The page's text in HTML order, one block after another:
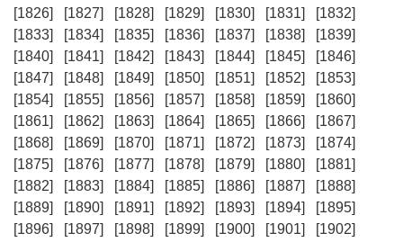
[1826]
[1827] [1828] [1829] [1830] [1831]
[1832]
[1833]
[1834] [1835] [1836] [1837] [1838]
[1839]
[1840]
[1841] [1842] [1843] [1844] [1845]
[1846]
[1847]
[1848] [1849] [1850] [1851] [1852]
[1853]
[1854]
[1855] [1856] [1857] [1858] [1859]
[1860]
[1861]
[1862] [1863] [1864] [1865] [1866]
[1867]
[1868]
[1869] [1870] [1871] [1872] [1873]
[1874]
[1875]
[1876] [1877] [1878] [1879] [1880]
[1881]
[1882]
[1883] [1884] [1885] [1886] [1887]
[1888]
[1889]
[1890] [1891] [1892] [1893] [1894]
[1895]
[1896]
[1897] [1898] [1899] [1900] [1901]
[1902]